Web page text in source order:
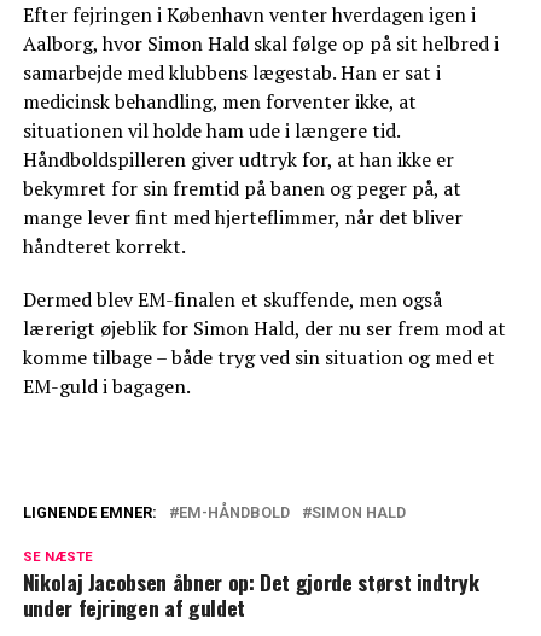
Efter fejringen i København venter hverdagen igen i
Aalborg, hvor Simon Hald skal følge op på sit helbred i
samarbejde med klubbens lægestab. Han er sat i
medicinsk behandling, men forventer ikke, at
situationen vil holde ham ude i længere tid.
Håndboldspilleren giver udtryk for, at han ikke er
bekymret for sin fremtid på banen og peger på, at
mange lever fint med hjerteflimmer, når det bliver
håndteret korrekt.
Dermed blev EM-finalen et skuffende, men også
lærerigt øjeblik for Simon Hald, der nu ser frem mod at
komme tilbage – både tryg ved sin situation og med et
EM-guld i bagagen.
det svært at forene med håndbold
Svært at koncentrere sig om håndbold:
LIGNENDE EMNER: EM-HÅNDBOLD SIMON HALD
SE NÆSTE
Nikolaj Jacobsen åbner op: Det gjorde størst indtryk
under fejringen af guldet